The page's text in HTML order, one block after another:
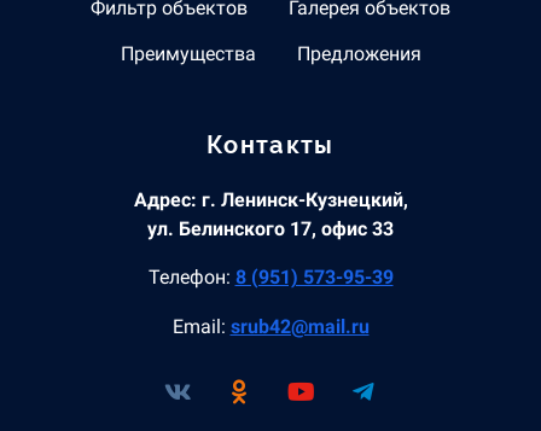
Фильтр объектов
Галерея объектов
Преимущества
Предложения
Контакты
Адрес: г. Ленинск-Кузнецкий,
ул. Белинского 17, офис 33
Телефон: 8 (951) 573-95-39
Email: srub42@mail.ru